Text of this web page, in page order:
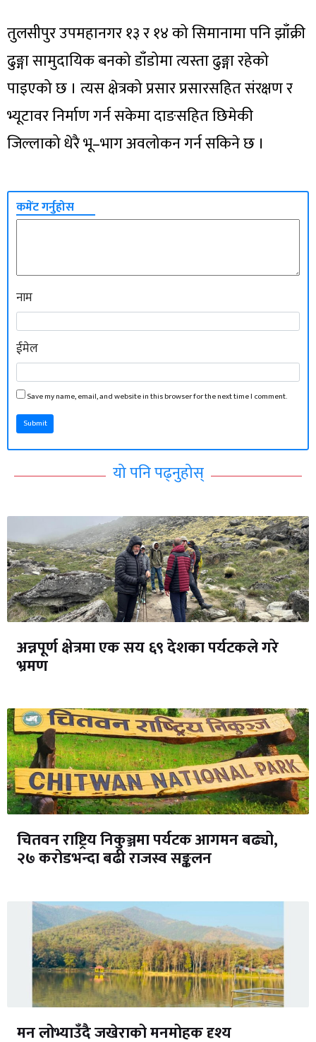
तुलसीपुर उपमहानगर १३ र १४ को सिमानामा पनि झाँक्री
ढुङ्गा सामुदायिक बनको डाँडोमा त्यस्ता ढुङ्गा रहेको
पाइएको छ । त्यस क्षेत्रको प्रसार प्रसारसहित संरक्षण र
भ्यूटावर निर्माण गर्न सकेमा दाङसहित छिमेकी
जिल्लाको धेरै भू–भाग अवलोकन गर्न सकिने छ ।
कमेंट गर्नुहोस
नाम
ईमेल
Save my name, email, and website in this browser for the next time I comment.
Submit
यो पनि पढ्नुहोस्
अन्नपूर्ण क्षेत्रमा एक सय ६९ देशका पर्यटकले गरे
भ्रमण
चितवन राष्ट्रिय निकुञ्जमा पर्यटक आगमन बढ्यो,
२७ करोडभन्दा बढी राजस्व सङ्कलन
मन लोभ्याउँदै जखेराको मनमोहक दृश्य